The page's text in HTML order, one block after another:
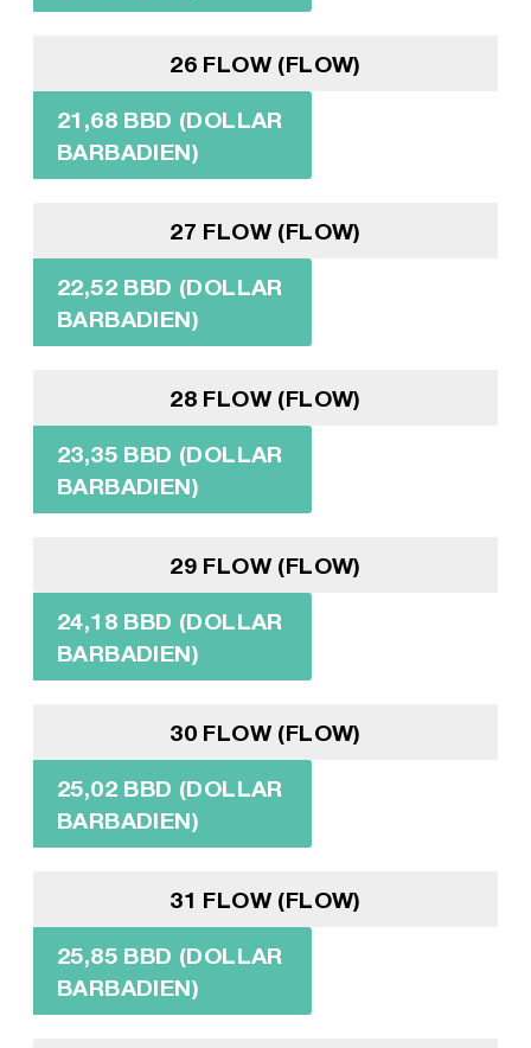
26 FLOW (FLOW)
21,68 BBD (DOLLAR
BARBADIEN)
27 FLOW (FLOW)
22,52 BBD (DOLLAR
BARBADIEN)
28 FLOW (FLOW)
23,35 BBD (DOLLAR
BARBADIEN)
29 FLOW (FLOW)
24,18 BBD (DOLLAR
BARBADIEN)
30 FLOW (FLOW)
25,02 BBD (DOLLAR
BARBADIEN)
31 FLOW (FLOW)
25,85 BBD (DOLLAR
BARBADIEN)